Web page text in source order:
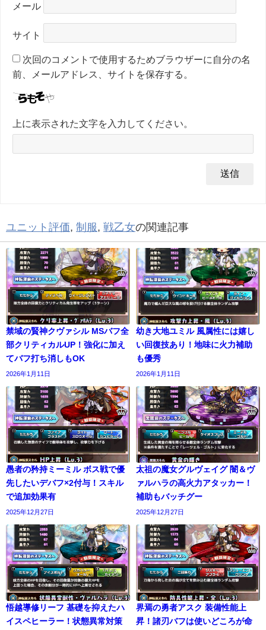
メール
サイト
次回のコメントで使用するためブラウザーに自分の名
前、メールアドレス、サイトを保存する。
上に表示された文字を入力してください。
ユニット評価 制服 戦乙女の関連記事
禁域の賢神クヴァシル MSバフ全
部クリティカルUP！強化に加え
てバフ打ち消しもOK
2026年1月11日
幼き大地ユミル 風属性には嬉し
い回復技あり！地味に火力補助
も優秀
2026年1月11日
愚者の矜持ミーミル ボス戦で優
先したいデバフ×2付与！スキル
で追加効果有
2025年12月27日
太祖の魔女グルヴェイグ 闇＆ヴ
ァルハラの高火力アタッカー！
補助もバッチグー
2025年12月27日
悟越導修リーフ 基礎を抑えたハ
イスペヒーラー！状態異常対策
界焉の勇者アスク 装備性能上
昇！諸刃バフは使いどころが命